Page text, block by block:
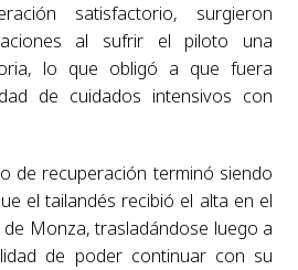
satisfactorio, surgieron
al sufrir el piloto una
lo que obligó a que fuera
de cuidados intensivos con
de recuperación terminó siendo
el tailandés recibió el alta en el
Monza, trasladándose luego a
de poder continuar con su